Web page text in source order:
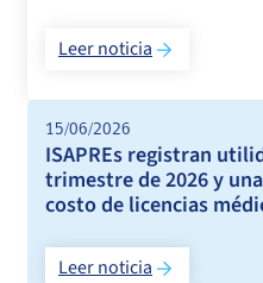
Leer noticia
15/06/2026
ISAPREs registran
trimestre de 2026 y
costo de licencias
Leer noticia